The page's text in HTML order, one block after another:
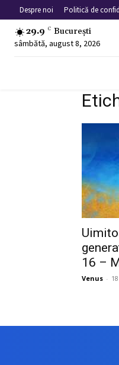
Despre noi Politică de
29.9 C București
sâmbătă, august 8, 2026
16 –
Venus -